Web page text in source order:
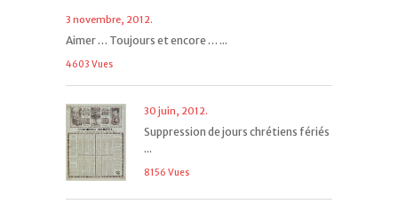
3 novembre, 2012.
Aimer … Toujours et encore … ...
4603 Vues
30 juin, 2012.
Suppression de jours chrétiens fériés
...
8156 Vues